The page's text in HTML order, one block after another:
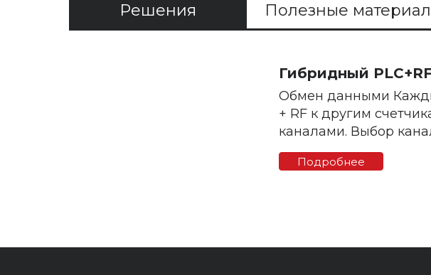
Решения Полезные
Гибридный
Обмен данными
+ RF к другим
каналами. Выбор
Подробнее